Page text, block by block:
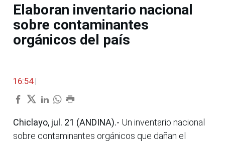
Elaboran inventario nacional
sobre contaminantes
orgánicos del país
16:54 |
Chiclayo, jul. 21 (ANDINA).- Un inventario nacional
sobre contaminantes orgánicos que dañan el